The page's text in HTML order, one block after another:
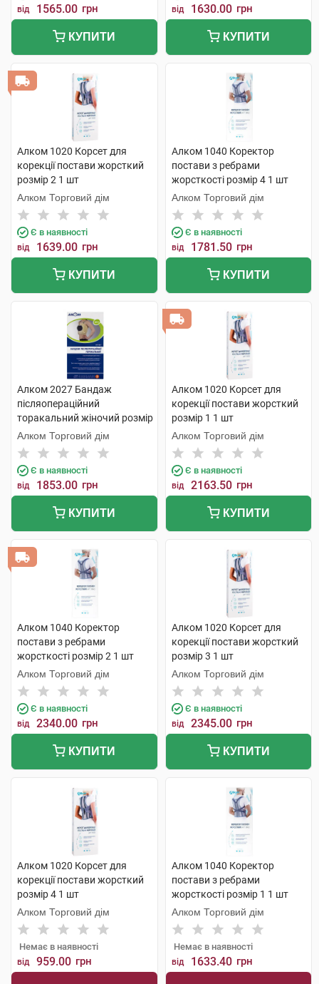
від 1565.00 грн
КУПИТИ
від 1630.00 грн
КУПИТИ
Алком 1020 Корсет для
корекції постави жорсткий
розмір 2 1 шт
Алком Торговий дім
Є в наявності
від 1639.00 грн
КУПИТИ
Алком 1040 Коректор
постави з ребрами
жорсткості розмір 4 1 шт
Алком Торговий дім
Є в наявності
від 1781.50 грн
КУПИТИ
Алком 2027 Бандаж
післяопераційний
торакальний жіночий розмір
3 1 шт
Алком Торговий дім
Є в наявності
від 1853.00 грн
КУПИТИ
Алком 1020 Корсет для
корекції постави жорсткий
розмір 1 1 шт
Алком Торговий дім
Є в наявності
від 2163.50 грн
КУПИТИ
Алком 1040 Коректор
постави з ребрами
жорсткості розмір 2 1 шт
Алком Торговий дім
Є в наявності
від 2340.00 грн
КУПИТИ
Алком 1020 Корсет для
корекції постави жорсткий
розмір 3 1 шт
Алком Торговий дім
Є в наявності
від 2345.00 грн
КУПИТИ
Алком 1020 Корсет для
корекції постави жорсткий
розмір 4 1 шт
Алком Торговий дім
Немає в наявності
від 959.00 грн
Алком 1040 Коректор
постави з ребрами
жорсткості розмір 1 1 шт
Алком Торговий дім
Немає в наявності
від 1633.40 грн